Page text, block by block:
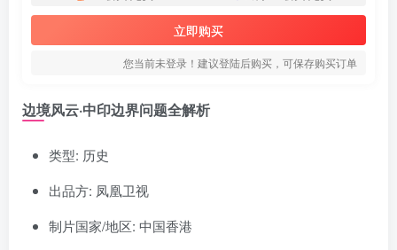
立即购买
您当前未登录！建议登陆后购买，可保存购买订单
边境风云·中印边界问题全解析
类型: 历史
出品方: 凤凰卫视
制片国家/地区: 中国香港